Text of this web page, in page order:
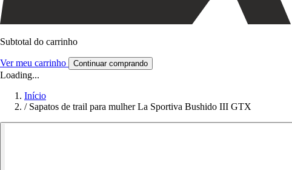
Subtotal do carrinho
Ver meu carrinho Continuar comprando
Loading...
Início
/ Sapatos de trail para mulher La Sportiva Bushido III GTX